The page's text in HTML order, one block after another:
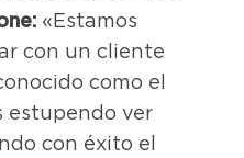
«Estamos
con un cliente
como el
estupendo ver
con éxito el